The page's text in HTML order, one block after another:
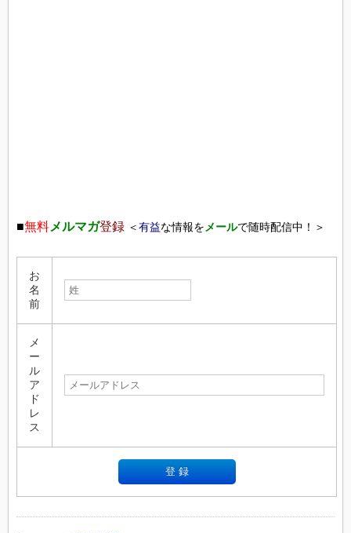
■無料メルマガ登録 ＜有益な情報を メールで随時配信中！＞
お
名
前
メ
ー
ル
ア
ド
レ
ス